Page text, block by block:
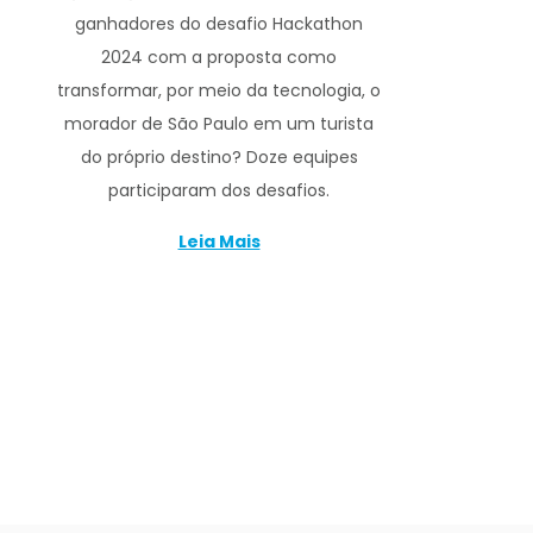
ganhadores do desafio Hackathon
2024 com a proposta como
transformar, por meio da tecnologia, o
morador de São Paulo em um turista
do próprio destino? Doze equipes
participaram dos desafios.
Leia Mais